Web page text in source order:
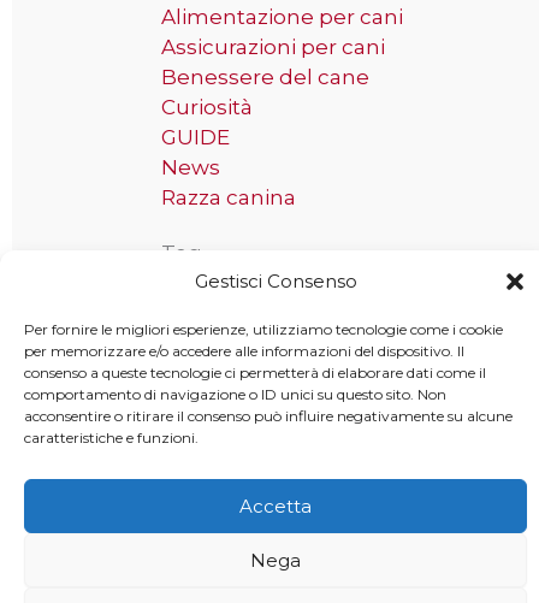
Gestisci Consenso
Per fornire le migliori esperienze, utilizziamo tecnologie come i cookie
per memorizzare e/o accedere alle informazioni del dispositivo. Il
consenso a queste tecnologie ci permetterà di elaborare dati come il
comportamento di navigazione o ID unici su questo sito. Non
acconsentire o ritirare il consenso può influire negativamente su alcune
caratteristiche e funzioni.
Accetta
Nega
Alimentazione per cani
Assicurazioni per cani
Benessere del cane
Curiosità
GUIDE
News
Razza canina
Tag
Copyright © 2025 MondoCane.Top - Tutti i diritti sono